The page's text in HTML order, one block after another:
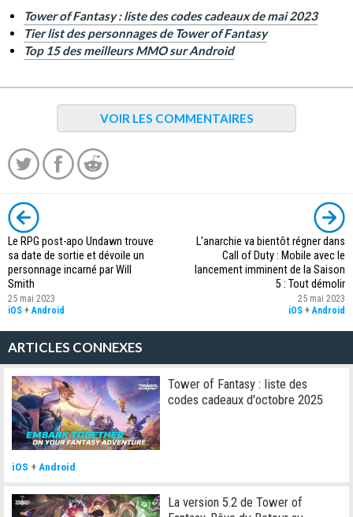
Tower of Fantasy : liste des codes cadeaux de mai 2023
Tier list des personnages de Tower of Fantasy
Top 15 des meilleurs MMO sur Android
VOIR LES COMMENTAIRES
Le RPG post-apo Undawn trouve
sa date de sortie et dévoile un
personnage incarné par Will
Smith
25 mai 2023
iOS +Android
L'anarchie va bientôt régner dans
Call of Duty : Mobile avec le
lancement imminent de la Saison
5 : Tout démolir
25 mai 2023
iOS +Android
ARTICLES CONNEXES
Tower of Fantasy : liste des
codes cadeaux d'octobre 2025
iOS +Android
La version 5.2 de Tower of